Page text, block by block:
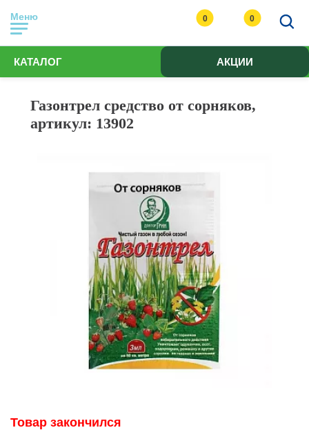
Меню 0 0
КАТАЛОГ АКЦИИ
Газонтрел средство от сорняков,
артикул: 13902
Товар закончился